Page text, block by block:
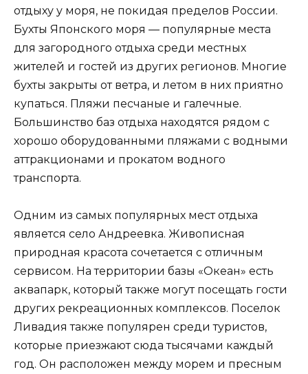
отдыху у моря, не покидая пределов России.
Бухты Японского моря — популярные места
для загородного отдыха среди местных
жителей и гостей из других регионов. Многие
бухты закрыты от ветра, и летом в них приятно
купаться. Пляжи песчаные и галечные.
Большинство баз отдыха находятся рядом с
хорошо оборудованными пляжами с водными
аттракционами и прокатом водного
транспорта.
Одним из самых популярных мест отдыха
является село Андреевка. Живописная
природная красота сочетается с отличным
сервисом. На территории базы «Океан» есть
аквапарк, который также могут посещать гости
других рекреационных комплексов. Поселок
Ливадия также популярен среди туристов,
которые приезжают сюда тысячами каждый
год. Он расположен между морем и пресным